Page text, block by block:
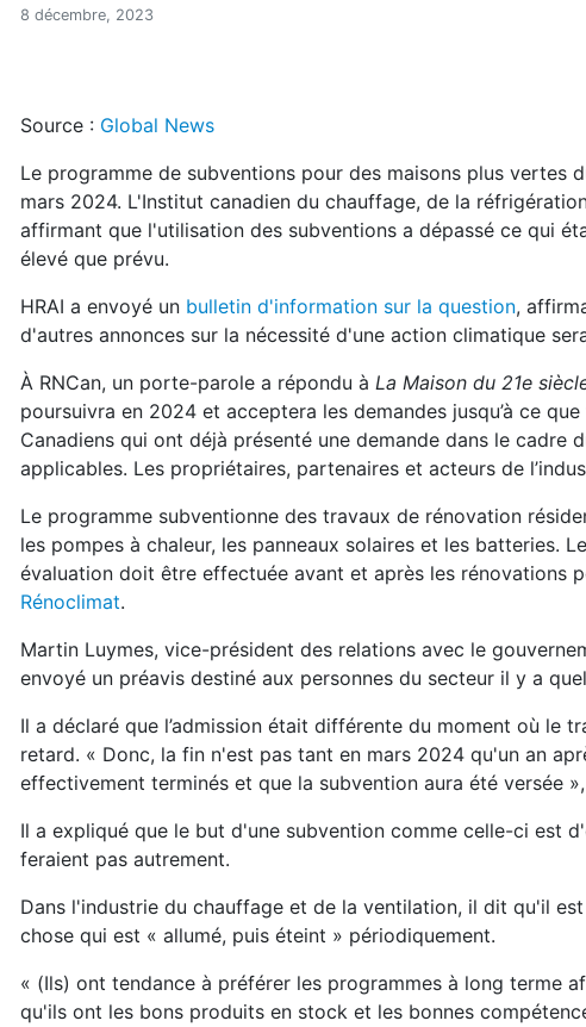
Accueil
La subvention Maisons plus vertes tire à sa fin
La subvention Maisons plus
8 décembre, 2023
Source : Global News
Le programme de subventions pour des maisons plus vertes
mars 2024. L'Institut canadien du chauffage, de la
affirmant que l'utilisation des subventions a dépassé ce qui
élevé que prévu.
HRAI a envoyé un bulletin d'information sur la question,
d'autres annonces sur la nécessité d'une action climatique
À RNCan, un porte-parole a répondu à La Maison du 21e
poursuivra en 2024 et acceptera les demandes jusqu’à ce
Canadiens qui ont déjà présenté une demande dans le cadre
applicables. Les propriétaires, partenaires et acteurs de
Le programme subventionne des travaux de rénovation
les pompes à chaleur, les panneaux solaires et les batteries.
évaluation doit être effectuée avant et après les rénovations
Rénoclimat.
Martin Luymes, vice-président des relations avec le
envoyé un préavis destiné aux personnes du secteur il y a
Il a déclaré que l’admission était différente du moment où le
retard. « Donc, la fin n'est pas tant en mars 2024 qu'un an
effectivement terminés et que la subvention aura été versée
Il a expliqué que le but d'une subvention comme celle-ci est
feraient pas autrement.
Dans l'industrie du chauffage et de la ventilation, il dit qu'il
chose qui est « allumé, puis éteint » périodiquement.
« (Ils) ont tendance à préférer les programmes à long terme
qu'ils ont les bons produits en stock et les bonnes